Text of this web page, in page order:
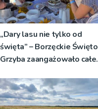
„Dary lasu nie tylko od
święta” – Borzęckie Święto
Grzyba zaangażowało całe